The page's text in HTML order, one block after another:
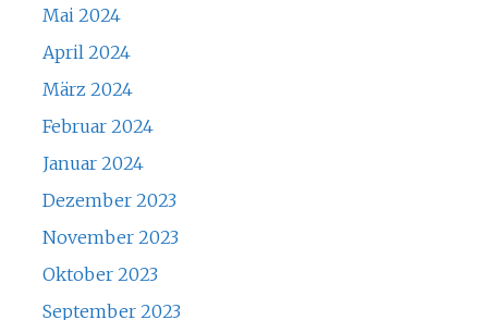
Mai 2024
April 2024
März 2024
Februar 2024
Januar 2024
Dezember 2023
November 2023
Oktober 2023
September 2023